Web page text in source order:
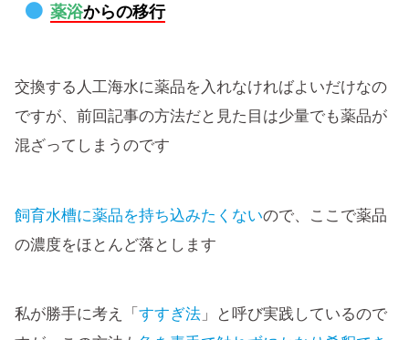
薬浴からの移行
交換する人工海水に薬品を入れなければよいだけなの
ですが、前回記事の方法だと見た目は少量でも薬品が
混ざってしまうのです
飼育水槽に薬品を持ち込みたくないので、ここで薬品
の濃度をほとんど落とします
私が勝手に考え「 すすぎ法 」と呼び実践しているので